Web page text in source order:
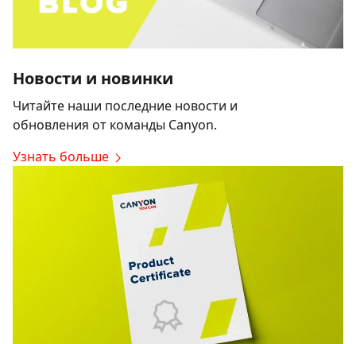
Новости и новинки
Читайте наши последние новости и
обновления от команды Canyon.
Узнать больше